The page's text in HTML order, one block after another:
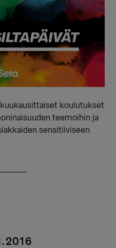
koulutukset
teemoihin ja
sensitiiviseen